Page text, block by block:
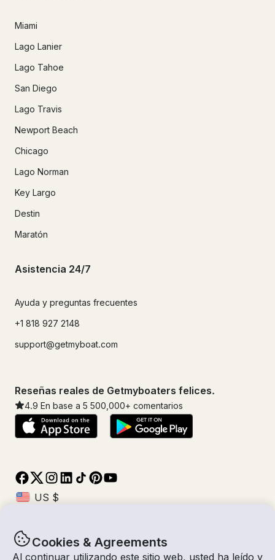
Cookies & Agreements
Al continuar utilizando este sitio web, usted ha leído y
Miami
Lago Lanier
Lago Tahoe
San Diego
Lago Travis
Newport Beach
Chicago
Lago Norman
Key Largo
Destin
Maratón
Asistencia 24/7
Ayuda y preguntas frecuentes
+1 818 927 2148
support@getmyboat.com
Reseñas reales de Getmyboaters felices.
4.9 En base a 5 500,000+ comentarios
© Getmyboat 2026TérminosPrivacidad